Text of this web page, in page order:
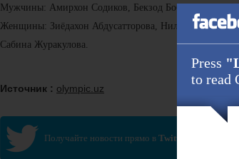
Мужчины: Амирхон Содиков, Бекзод Бобораджабов,
Женщины: Зиёдахон Абдусатторова, Нилуфар
Сабина Журакулова.
Источник : olympic.uz
Получайте новости прямо в Twitter
Press
to read